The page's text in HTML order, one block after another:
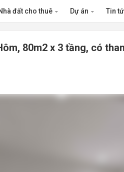
đất cho thuê Dự án Tin
80m2 x 3 tầng, có